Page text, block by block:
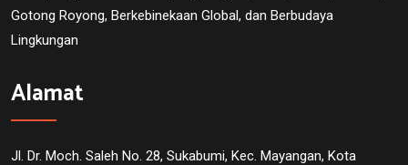
Gotong Royong, Berkebinekaan Global, dan Berbudaya
Lingkungan
Alamat
Jl. Dr. Moch. Saleh No. 28, Sukabumi, Kec. Mayangan, Kota